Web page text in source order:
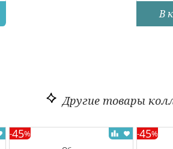
В
Другие товары
-45% -45%